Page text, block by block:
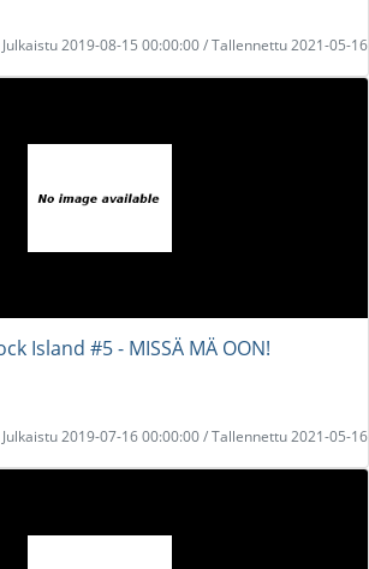
Julkaistu 2019-08-15 00:00:00 / Tallennettu 2021-05-16
Island #5 - MISSÄ MÄ OON!
Julkaistu 2019-07-16 00:00:00 / Tallennettu 2021-05-16